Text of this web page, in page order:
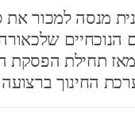
מנסה למכור את
הנוכחיים
תחילת הפסקת
החינוך ברצועה